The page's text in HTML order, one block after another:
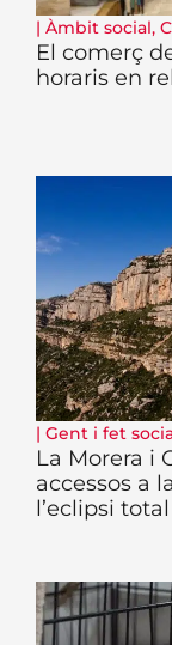
| Àmbit social,
El comerç
horaris en
| Gent i fet
La Morera i
accessos a
l’eclipsi